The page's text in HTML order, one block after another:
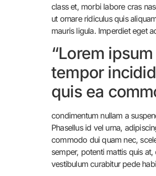
class et, morbi labore cras
ut ornare ridiculus quis
mauris ligula. Imperdiet eget
“Lorem
tempor
quis ea
condimentum nullam a
Phasellus id vel urna,
commodo dui quam nec,
semper, potenti mattis quis
vestibulum curabitur pede